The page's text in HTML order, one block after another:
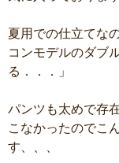
夏用での仕立てな
コンモデルのダブ
る．．．」
パンツも太めで存
こなかったのでこ
す、、、